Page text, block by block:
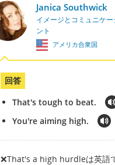
Janica Southwick
イメージとコミュニケ
ント
アメリカ合衆国
回答
That's tough to beat.
You're aiming high.
❌That's a high hurdleは英語